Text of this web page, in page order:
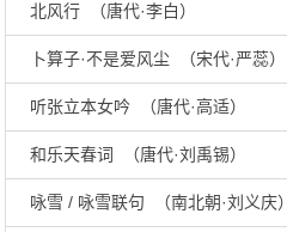
北风行 （唐代·李白）
卜算子·不是爱风尘 （宋代·严蕊）
听张立本女吟 （唐代·高适）
和乐天春词 （唐代·刘禹锡）
咏雪 / 咏雪联句 （南北朝·刘义庆）